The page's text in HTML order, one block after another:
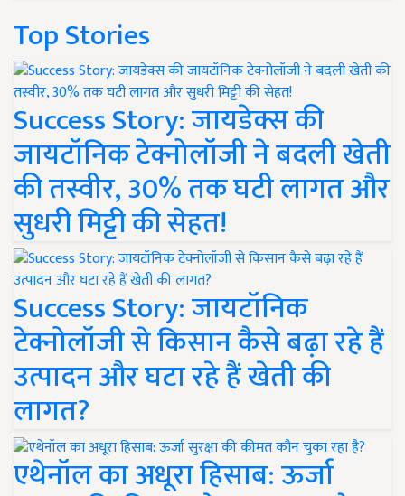
Top Stories
Success Story: जायडेक्स की
जायटॉनिक टेक्नोलॉजी ने बदली खेती
की तस्वीर, 30% तक घटी लागत और
सुधरी मिट्टी की सेहत!
Success Story: जायटॉनिक
टेक्नोलॉजी से किसान कैसे बढ़ा रहे हैं
उत्पादन और घटा रहे हैं खेती की
लागत?
एथेनॉल का अधूरा हिसाब: ऊर्जा